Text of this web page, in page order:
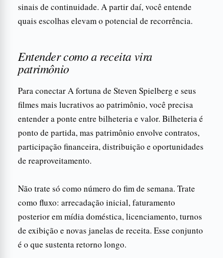
sinais de continuidade. A partir daí, você entende
quais escolhas elevam o potencial de recorrência.
Entender como a receita vira
patrimônio
Para conectar A fortuna de Steven Spielberg e seus
filmes mais lucrativos ao patrimônio, você precisa
entender a ponte entre bilheteria e valor. Bilheteria é
ponto de partida, mas patrimônio envolve contratos,
participação financeira, distribuição e oportunidades
de reaproveitamento.
Não trate só como número do fim de semana. Trate
como fluxo: arrecadação inicial, faturamento
posterior em mídia doméstica, licenciamento, turnos
de exibição e novas janelas de receita. Esse conjunto
é o que sustenta retorno longo.